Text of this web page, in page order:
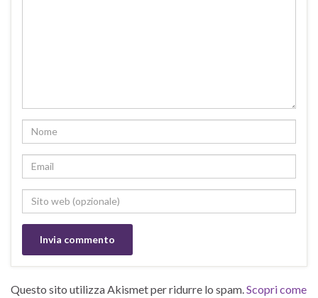
Questo sito utilizza Akismet per ridurre lo spam. Scopri come